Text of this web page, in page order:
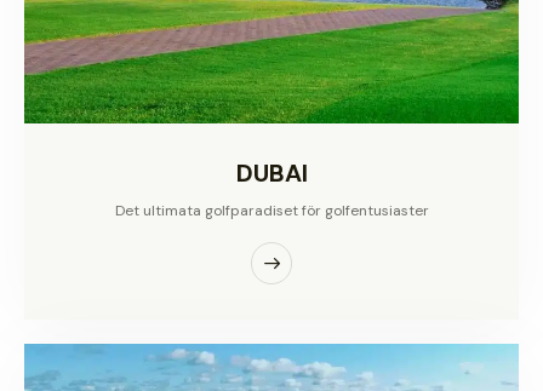
DUBAI
Det ultimata golfparadiset för golfentusiaster